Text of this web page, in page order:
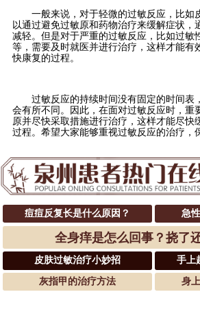
一般来说，对于轻微的过敏反应，比如
以通过避免过敏原和药物治疗来缓解症状，
减轻。但是对于严重的过敏反应，比如过敏
等，需要及时就医并进行治疗，这样才能有
快康复的过程。
过敏反应的持续时间没有固定的时间表
会有所不同。因此，在面对过敏反应时，重
原并尽快采取措施进行治疗，这样才能尽快
过程。希望大家能够重视过敏反应的治疗，
痘痘反复长是什么原因？ 急
全身痒是怎么回事？挠了
皮肤过敏治疗小妙招 手上
灰指甲的治疗方法 身